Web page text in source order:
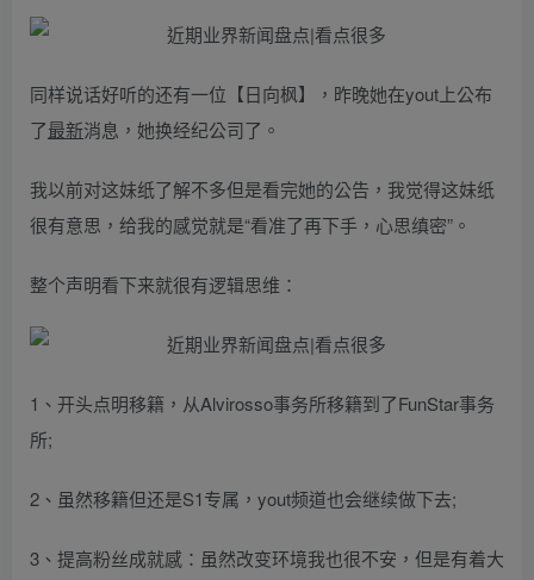
同样说话好听的还有一位【日向枫】，昨晚她在yout上公布
了最新消息，她换经纪公司了。
我以前对这妹纸了解不多但是看完她的公告，我觉得这妹纸
很有意思，给我的感觉就是“看准了再下手，心思缜密”。
整个声明看下来就很有逻辑思维：
1、开头点明移籍，从Alvirosso事务所移籍到了FunStar事务
所;
2、虽然移籍但还是S1专属，yout频道也会继续做下去;
3、提高粉丝成就感：虽然改变环境我也很不安，但是有着大